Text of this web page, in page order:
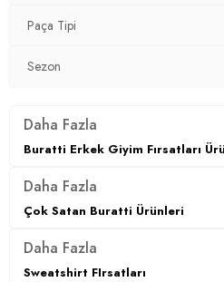
Paça Tipi
Sezon
Daha Fazla
Buratti Erkek Giyim Fırsatları
Daha Fazla
Çok Satan Buratti Ürünleri
Daha Fazla
Sweatshirt FIrsatları